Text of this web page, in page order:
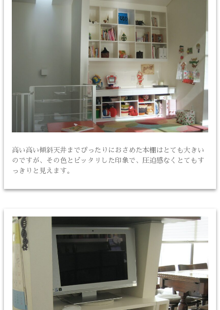
高い高い傾斜天井までぴったりにおさめた本棚はとても大きい
のですが、その色とピッタリした印象で、圧迫感なくとてもす
っきりと見えます。